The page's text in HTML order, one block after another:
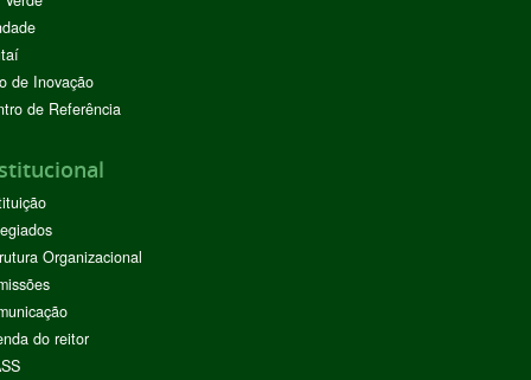
de Inovação
de Referência
Organizacional
do reitor